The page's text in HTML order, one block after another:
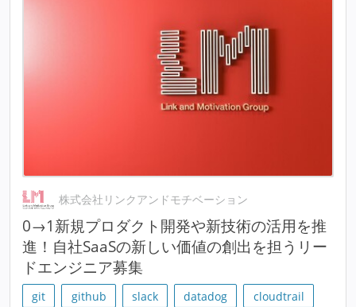
株式会社リンクアンドモチベーション
0→1新規プロダクト開発や新技術の活用を推
進！自社SaaSの新しい価値の創出を担うリー
ドエンジニア募集
git github slack datadog
cloudtrail